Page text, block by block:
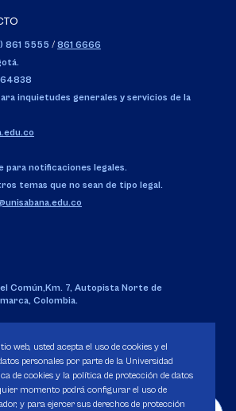
861 5555 / 861 6666
inquietudes generales y servicios de la
notificaciones legales.
temas que no sean de tipo legal.
Común,Km. 7, Autopista Norte de
Colombia.
130 del 14 de enero de 1980.
web, usted acepta el uso de cookies y el
personales por parte de la Universidad
de cookies y la política de protección de datos
momento podrá configurar el uso de
y para ejercer sus derechos de protección